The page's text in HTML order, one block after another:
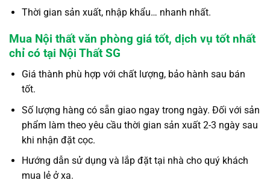
Thời gian sản xuất, nhập khẩu… nhanh nhất.
Mua Nội thất văn phòng giá tốt, dịch vụ tốt nhất
chỉ có tại Nội Thất SG
Giá thành phù hợp với chất lượng, bảo hành sau bán
tốt.
Số lượng hàng có sẵn giao ngay trong ngày. Đối với sản
phẩm làm theo yêu cầu thời gian sản xuất 2-3 ngày sau
khi nhận đặt cọc.
Hướng dẫn sử dụng và lắp đặt tại nhà cho quý khách
mua lẻ ở xa.